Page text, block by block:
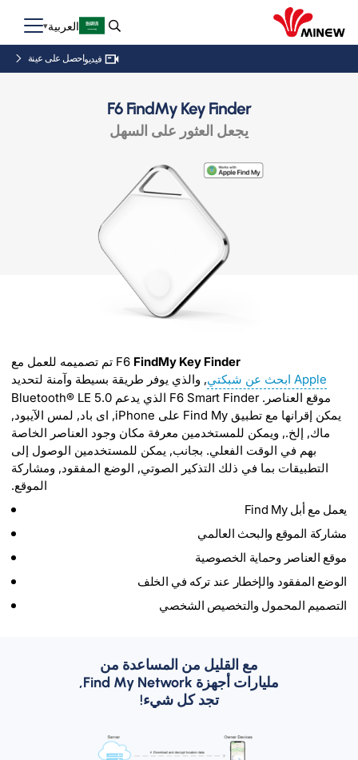
العربية
فيديواحصل على عينة
F6 FindMy Key Finder
يجعل العثور على السهل
F6 FindMy Key Finder
تم تصميمه للعمل مع
Apple ابحث عن شبكتي
, والذي يوفر طريقة بسيطة وآمنة لتحديد
موقع العناصر. F6 Smart Finder الذي يدعم Bluetooth® LE 5.0
يمكن إقرانها مع تطبيق Find My على iPhone, اى باد, لمس الآيبود,
ماك, إلخ., ويمكن للمستخدمين معرفة مكان وجود العناصر الخاصة
بهم في الوقت الفعلي. بجانب, يمكن للمستخدمين الوصول إلى
التطبيقات بما في ذلك التذكير الصوتي, الوضع المفقود, ومشاركة
الموقع.
يعمل مع أبل Find My
مشاركة الموقع والبحث العالمي
موقع العناصر وحماية الخصوصية
الوضع المفقود والإخطار عند تركه في الخلف
التصميم المحمول والتخصيص الشخصي
مع القليل من المساعدة من
مليارات أجهزة Find My Network,
تجد كل شيء!